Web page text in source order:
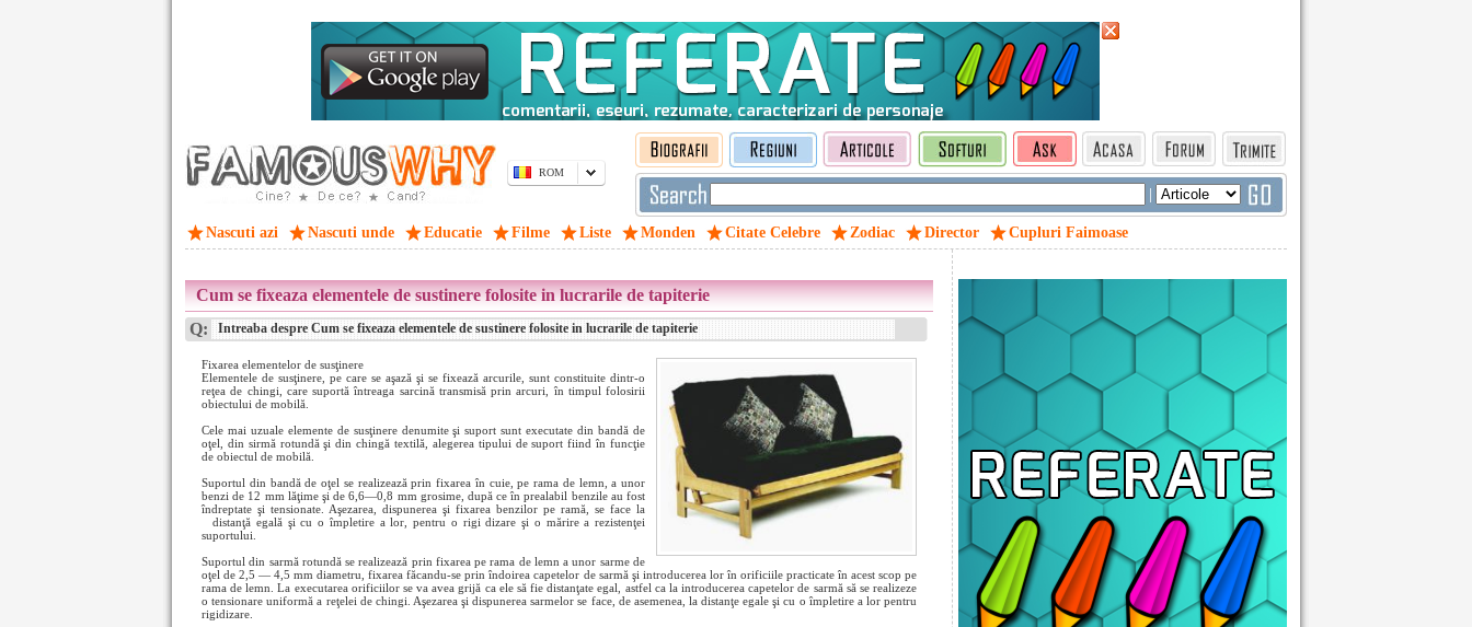
ROM
|
Nascuti azi Nascuti unde Educatie Filme Liste Monden Citate Celebre Zodiac Director Cupluri Faimoase
Cum se fixeaza elementele de sustinere folosite in lucrarile de tapiterie
Q: Intreaba despre Cum se fixeaza elementele de sustinere folosite in lucrarile de tapiterie
Fixarea elementelor de susţinere
Elementele de susţinere, pe care se aşază şi se fixează arcurile, sunt constituite dintr-o
reţea de chingi, care suportă întreaga sarcină transmisă prin arcuri, în timpul folosirii
obiectului de mobilă.
Cele mai uzuale elemente de susţinere denumite şi suport sunt executate din bandă de
oţel, din sirmă rotundă şi din chingă textilă, alegerea tipului de suport fiind în funcţie
de obiectul de mobilă.
Suportul din bandă de oţel se realizează prin fixarea în cuie, pe rama de lemn, a unor
benzi de 12 mm lăţime şi de 6,6—0,8 mm grosime, după ce în prealabil benzile au fost
îndreptate şi tensionate. Aşezarea, dispunerea şi fixarea benzilor pe ramă, se face la
distanţă egală şi cu o împletire a lor, pentru o rigidizare şi o mărire a rezistenţei
suportului.
Suportul din sarmă rotundă se realizează prin fixarea pe rama de lemn a unor sarme de
oţel de 2,5 — 4,5 mm diametru, fixarea făcandu-se prin îndoirea capetelor de sarmă şi introducerea lor în orificiile practicate în acest scop pe
rama de lemn. La executarea orificiilor se va avea grijă ca ele să fie distanţate egal, astfel ca la introducerea capetelor de sarmă să se realizeze
o tensionare uniformă a reţelei de chingi. Aşezarea şi dispunerea sarmelor se face, de asemenea, la distanţe egale şi cu o împletire a lor pentru
rigidizare.